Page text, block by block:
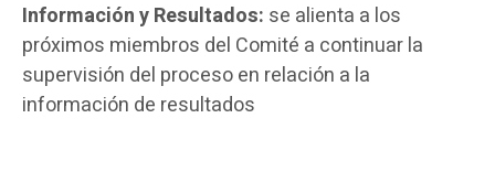
Información y Resultados: se alienta a los
próximos miembros del Comité a continuar la
supervisión del proceso en relación a la
información de resultados